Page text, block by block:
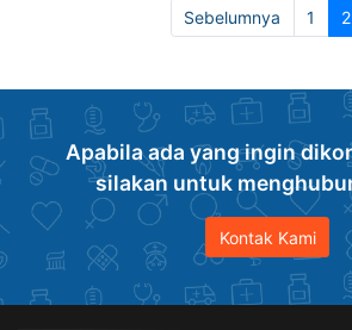
Sebelumnya 1 2
Apabila ada yang ingin
silakan untuk
Kontak Kami